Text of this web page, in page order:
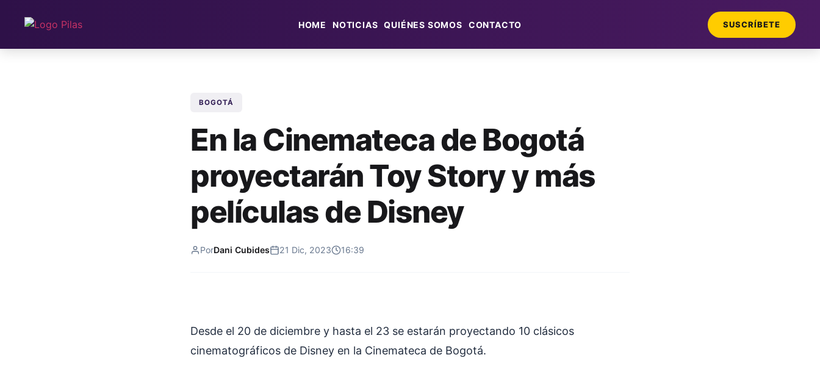
HOME NOTICIAS QUIÉNES SOMOS CONTACTO SUSCRÍBETE
BOGOTÁ
En la Cinemateca de Bogotá
proyectarán Toy Story y más
películas de Disney
PorDani Cubides 21 Dic, 2023 16:39
Desde el 20 de diciembre y hasta el 23 se estarán proyectando 10 clásicos
cinematográficos de Disney en la Cinemateca de Bogotá.